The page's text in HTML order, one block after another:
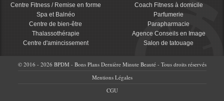
Centre Fitness / Remise en forme
Spa et Balnéo
Centre de bien-être
Thalassothérapie
Centre d'amincissement
Coach Fitness à domicile
Parfumerie
Parapharmacie
Agence Conseils en Image
Salon de tatouage
© 2016 - 2026 BPDM - Bons Plans Dernière Minute Beauté - Tous droits réservés
Mentions Légales
CGU